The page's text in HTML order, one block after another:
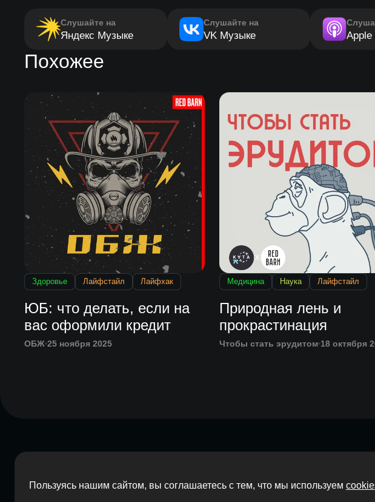
Слушайте на
Яндекс Музыке
Слушайте на
VK Музыке Apple
Похожее
Здоровье Лайфстайл Лайфхак
ЮБ: что делать, если на
вас оформили кредит
ОБЖ 25 ноября 2025
Медицина Наука Лайфстайл
Природная лень и
прокрастинация
Чтобы стать эрудитом 18 октября
Пользуясь нашим сайтом, вы соглашаетесь с тем, что мы используем